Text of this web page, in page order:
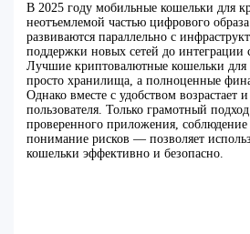
В 2025 году мобильные кошельки для
неотъемлемой частью цифрового
развиваются параллельно с
поддержки новых сетей до
Лучшие криптовалютные кошельки
просто хранилища, а полноценные
Однако вместе с удобством возрастает и
пользователя. Только грамотный
проверенного приложения, соблюдение
понимание рисков — позволяет
кошельки эффективно и безопасно.